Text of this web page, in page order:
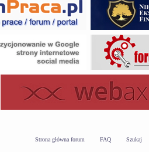
Strona główna forum FAQ Szukaj